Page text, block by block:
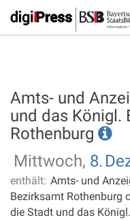
Amts- und
und das Königl.
Rothenburg
Mittwoch, 8.
enthält: Amts- und
Bezirksamt Rothenburg
die Stadt und das